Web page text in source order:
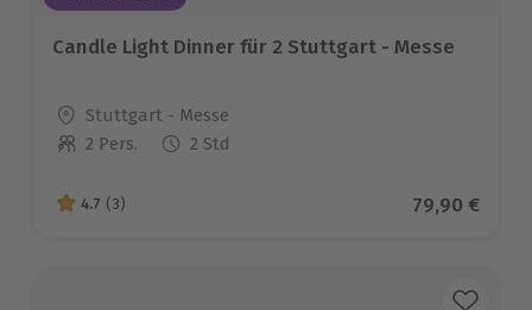
Candle Light Dinner für 2 Stuttgart - Messe
Standort
Stuttgart - Messe
Anzahl der Teilnehmer
2 Pers. 2 Std
4.7 von 5 Sternen basierend auf 3 Bewertungen
4.7 (3) Aktueller
79,90 €